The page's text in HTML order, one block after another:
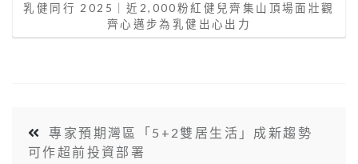
乳健同行 2025｜近2,000粉紅健兒齊集山頂場面壯觀
齊心邁步為乳健出心出力
專家預期灣區「5+2雙居生活」成新趨勢
可作超前投資部署